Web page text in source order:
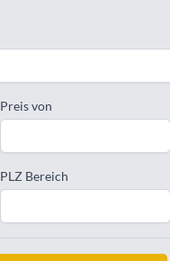
Preis von
PLZ Bereich